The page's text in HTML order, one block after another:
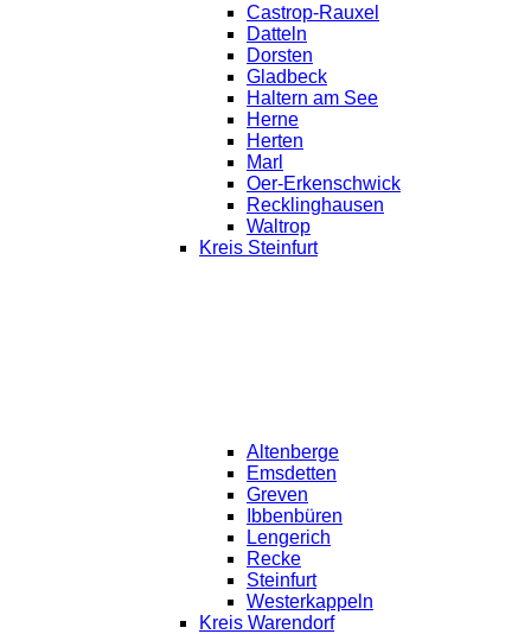
Castrop-Rauxel
Datteln
Dorsten
Gladbeck
Haltern am See
Herne
Herten
Marl
Oer-Erkenschwick
Recklinghausen
Waltrop
Kreis Steinfurt
Altenberge
Emsdetten
Greven
Ibbenbüren
Lengerich
Recke
Steinfurt
Westerkappeln
Kreis Warendorf